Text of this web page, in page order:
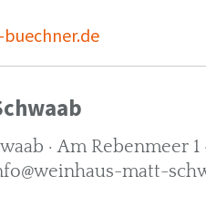
· Am Rebenmeer 1
matt-